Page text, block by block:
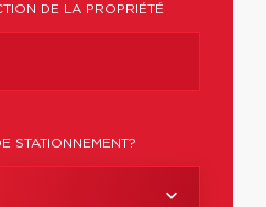
DE LA PROPRIÉTÉ
STATIONNEMENT?